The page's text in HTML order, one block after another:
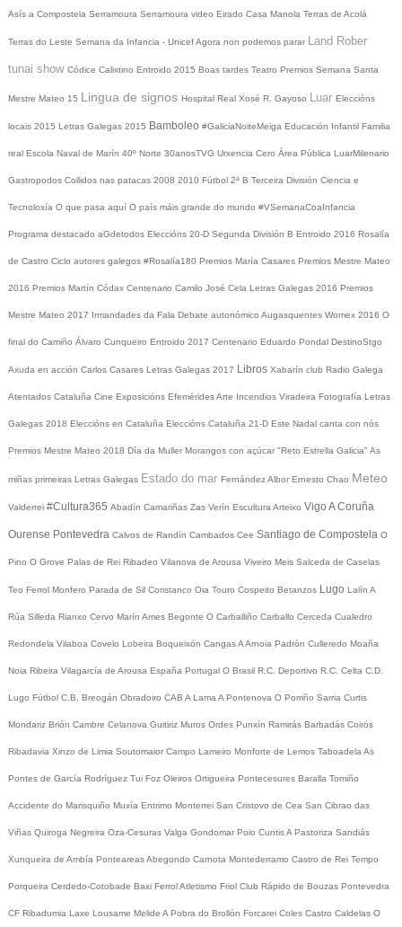
Asís a Compostela Serramoura Serramoura video Eirado Casa Manola Terras de Acolá
Terras do Leste Semana da Infancia - UnicefAgora non podemos parar Land Rober
tunai show Códice Calixtino Entroido 2015 Boas tardes Teatro Premios Semana Santa
Mestre Mateo 15 Lingua de signos Hospital Real Xosé R. Gayoso Luar Eleccións
locais 2015 Letras Galegas 2015 Bamboleo #GaliciaNoiteMeiga Educación Infantil Familia
real Escola Naval de Marín 40º Norte 30anosTVG Urxencia Cero Área Pública LuarMilenario
Gastropodos Collidos nas patacas 2008 2010 Fútbol 2ª B Terceira División Ciencia e
Tecnoloxía O que pasa aquí O país máis grande do mundo #VSemanaCoaInfancia
Programa destacado aGdetodos Eleccións 20-D Segunda División B Entroido 2016 Rosalía
de Castro Ciclo autores galegos #Rosalía180 Premios María Casares Premios Mestre Mateo
2016 Premios Martín Códax Centenario Camilo José Cela Letras Galegas 2016 Premios
Mestre Mateo 2017 Irmandades da Fala Debate autonómico Augasquentes Womex 2016 O
final do Camiño Álvaro Cunqueiro Entroido 2017 Centenario Eduardo Pondal DestinoStgo
Axuda en acción Carlos Casares Letras Galegas 2017 Libros Xabarín club Radio Galega
Atentados Cataluña Cine Exposicións EfeméridesArte Incendios Viradeira Fotografía Letras
Galegas 2018 Eleccións en Cataluña Eleccións Cataluña 21-D Este Nadal canta con nós
Premios Mestre Mateo 2018 Día da Muller Morangos con açúcar "Reto Estrella Galicia" As
miñas primeiras Letras Galegas Estado do mar Fernández Albor Ernesto Chao Meteo
Valderrei #Cultura365 Abadín Camariñas Zas Verín Escultura Arteixo Vigo A Coruña
Ourense Pontevedra Calvos de Randín Cambados Cee Santiago de Compostela O
Pino O Grove Palas de Rei Ribadeo Vilanova de Arousa Viveiro Meis Salceda de Caselas
Teo Ferrol Monfero Parada de Sil Coristanco Oia Touro Cospeito Betanzos Lugo Lalín A
Rúa Silleda Rianxo Cervo Marín Ames Begonte O Carballiño Carballo Cerceda Cualedro
Redondela Vilaboa Covelo Lobeira Boqueixón CangasA Arnoia Padrón Culleredo Moaña
Noia Ribeira Vilagarcía de Arousa España Portugal O Brasil R.C. Deportivo R.C. Celta C.D.
Lugo Fútbol C.B. Breogán Obradoiro CAB A Lama A Pontenova O Porriño Sarria Curtis
Mondariz Brión Cambre Celanova Guitiriz Muros Ordes Punxín Ramirás Barbadás Coirós
Ribadavia Xinzo de Limia Soutomaior Campo Lameiro Monforte de Lemos Taboadela As
Pontes de García Rodríguez Tui Foz Oleiros Ortigueira Pontecesures Baralla Tomiño
Accidente do Marisquiño Muxía Entrimo Monterrei San Cristovo de Cea San Cibrao das
Viñas Quiroga Negreira Oza-Cesuras Valga Gondomar Poio CuntisA Pastoriza Sandiás
Xunqueira de Ambía PonteareasAbegondo Carnota Montederramo Castro de Rei Tempo
Porqueira Cerdedo-Cotobade Baxi FerrolAtletismo Friol Club Rápido de Bouzas Pontevedra
CF Ribadumia Laxe Lousame Melide A Pobra do Brollón Forcarei Coles Castro Caldelas O